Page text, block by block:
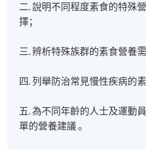
二. 說明不同程度素食的特殊
擇；
三. 辨析特殊族群的素食營養需
四. 列舉防治常見慢性疾病的素
五. 為不同年齡的人士及運動
單的營養建議 。